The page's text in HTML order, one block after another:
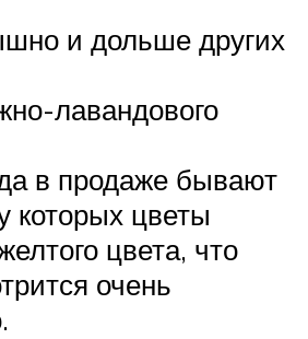
и дольше других
лавандового
в продаже бывают
которых цветы
цвета, что
очень